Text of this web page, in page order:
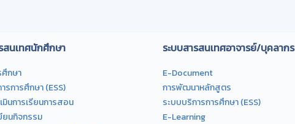
สนเทศนักศึกษา
กษา
รการศึกษา (ESS)
มินการเรียนการสอน
ยนกิจกรรม
ระบบสารสนเทศอาจารย์/บุคลากร
E-Document
การพัฒนาหลักสูตร
ระบบบริการการศึกษา (ESS)
E-Learning